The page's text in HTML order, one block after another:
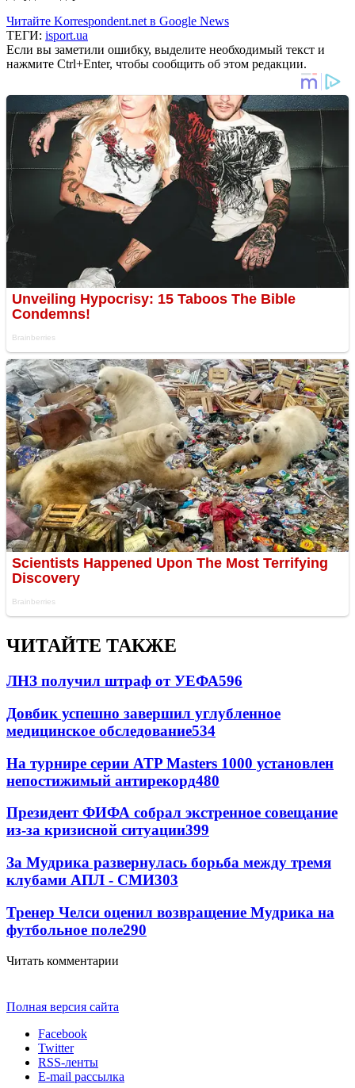
Читайте Korrespondent.net в Google News
ТЕГИ: isport.ua
Если вы заметили ошибку, выделите необходимый текст и
нажмите Ctrl+Enter, чтобы сообщить об этом редакции.
ЧИТАЙТЕ ТАКЖЕ
ЛНЗ получил штраф от УЕФА596
Довбик успешно завершил углубленное
медицинское обследование534
На турнире серии ATP Masters 1000 установлен
непостижимый антирекорд480
Президент ФИФА собрал экстренное совещание
из-за кризисной ситуации399
За Мудрика развернулась борьба между тремя
клубами АПЛ - СМИ303
Тренер Челси оценил возвращение Мудрика на
футбольное поле290
Читать комментарии
Полная версия сайта
Facebook
Twitter
RSS-ленты
E-mail рассылка